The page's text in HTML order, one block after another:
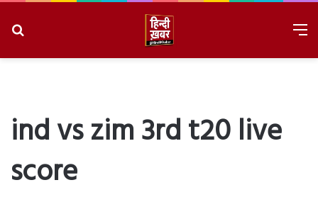
ind vs zim 3rd t20 live
score